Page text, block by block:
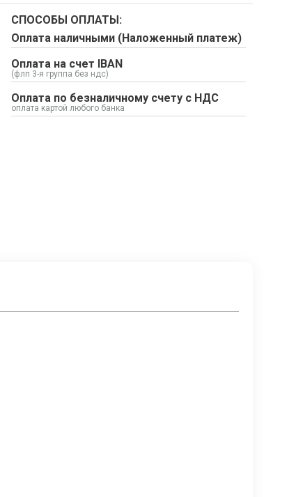
СПОСОБЫ ОПЛАТЫ:
Оплата наличными (Наложенный платеж)
Оплата на счет IBAN
(флп 3-я группа без ндс)
Оплата по безналичному счету с НДС
оплата картой любого банка